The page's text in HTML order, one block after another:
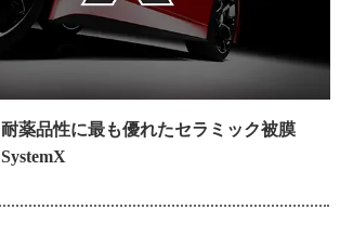
耐薬品性に最も優れたセラミック被膜
SystemX